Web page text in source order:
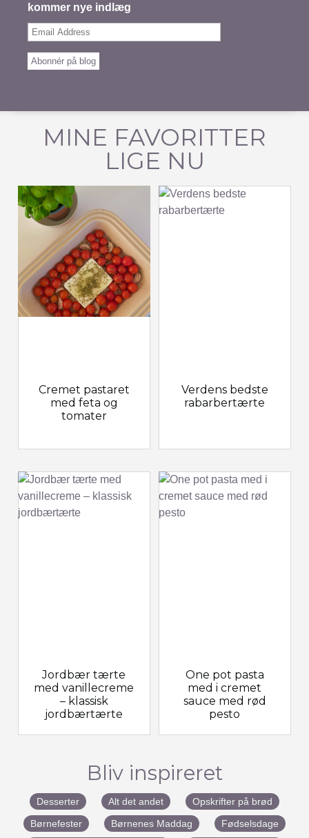
kommer nye indlæg
Email
Abonnér på blog
MINE FAVORITTER
LIGE NU
Cremet pastaret
med feta og
tomater
Jordbær tærte
med vanillecreme
– klassisk
jordbærtærte
Verdens bedste
rabarbertærte
One pot pasta
med i cremet
sauce med rød
pesto
Bliv inspireret
Desserter Alt det andet
Opskrifter på brød
Børnefester
Børnenes Maddag Fødselsdage